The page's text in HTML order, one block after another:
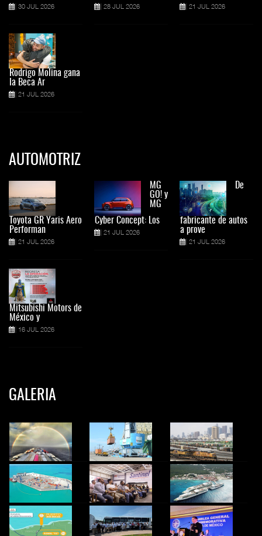
30 JUL 2026
Rodrigo Molina gana
la Beca Ar
21 JUL 2026
28 JUL 2026 21 JUL 2026
AUTOMOTRIZ
Toyota GR Yaris Aero
Performan
21 JUL 2026
Mitsubishi Motors de
México y
16 JUL 2026
MG
GO! y
MG
Cyber Concept: Los
21 JUL 2026
De
fabricante de autos
a prove
21 JUL 2026
GALERIA